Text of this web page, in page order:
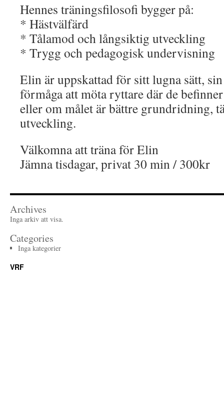
Hennes träningsfilosofi bygger på:
* Hästvälfärd
* Tålamod och långsiktig utveckling
* Trygg och pedagogisk undervisning
Elin är uppskattad för sitt lugna sätt,
förmåga att möta ryttare där de
eller om målet är bättre grundridning,
utveckling.
Välkomna att träna för Elin
Jämna tisdagar, privat 30 min / 300kr
Archives
Inga arkiv att visa.
Categories
Inga kategorier
VRF